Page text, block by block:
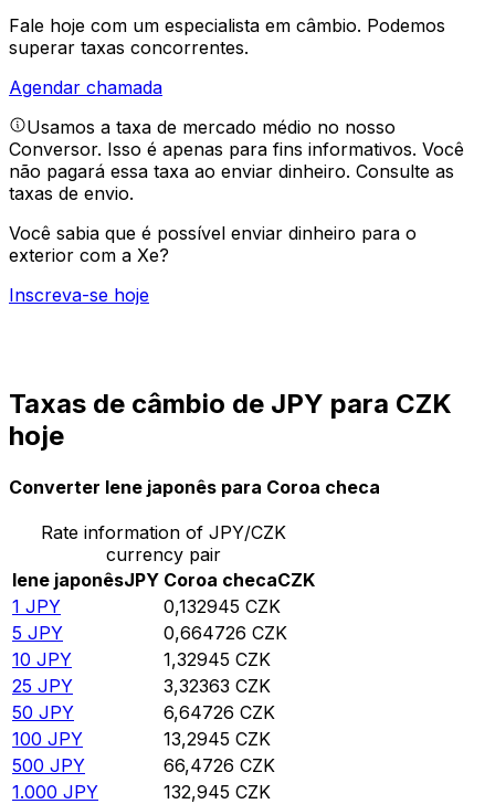
Fale hoje com um especialista em câmbio. Podemos
superar taxas concorrentes.
Agendar chamada
Usamos a taxa de mercado médio no nosso
Conversor. Isso é apenas para fins informativos. Você
não pagará essa taxa ao enviar dinheiro. Consulte as
taxas de envio.
Você sabia que é possível enviar dinheiro para o
exterior com a Xe?
Inscreva-se hoje
Taxas de câmbio de JPY para CZK
hoje
Converter Iene japonês para Coroa checa
Rate information of JPY/CZK
currency pair
Iene japonêsJPY Coroa checaCZK
1 JPY 0,132945 CZK
5 JPY 0,664726 CZK
10 JPY 1,32945 CZK
25 JPY 3,32363 CZK
50 JPY 6,64726 CZK
100 JPY 13,2945 CZK
500 JPY 66,4726 CZK
1.000 JPY 132,945 CZK